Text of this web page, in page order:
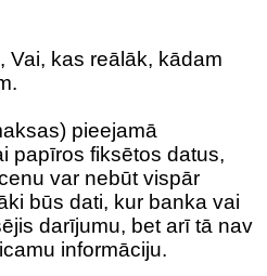
Vai, kas reālāk, kādam
pieejamā
papīros fiksētos datus,
var nebūt vispār
būs dati, kur banka vai
darījumu, bet arī tā nav
informāciju.